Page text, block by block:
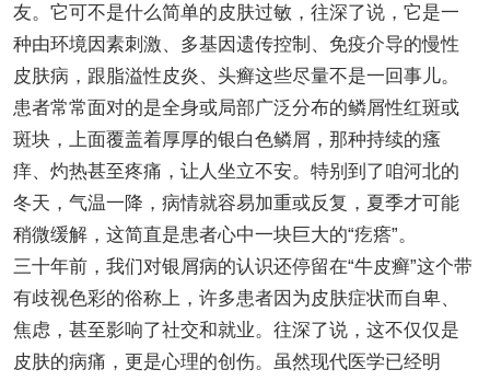
友。它可不是什么简单的皮肤过敏，往深了说，它是一
种由环境因素刺激、多基因遗传控制、免疫介导的慢性
皮肤病，跟脂溢性皮炎、头癣这些尽量不是一回事儿。
患者常常面对的是全身或局部广泛分布的鳞屑性红斑或
斑块，上面覆盖着厚厚的银白色鳞屑，那种持续的瘙
痒、灼热甚至疼痛，让人坐立不安。特别到了咱河北的
冬天，气温一降，病情就容易加重或反复，夏季才可能
稍微缓解，这简直是患者心中一块巨大的“疙瘩”。
三十年前，我们对银屑病的认识还停留在“牛皮癣”这个带
有歧视色彩的俗称上，许多患者因为皮肤症状而自卑、
焦虑，甚至影响了社交和就业。往深了说，这不仅仅是
皮肤的病痛，更是心理的创伤。虽然现代医学已经明